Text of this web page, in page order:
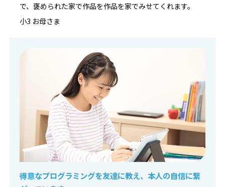
で、褒められた家で作品を作品を家でみせてくれます。
小3 お母さま
得意なプログラミングを友達に教え、本人の自信に繋